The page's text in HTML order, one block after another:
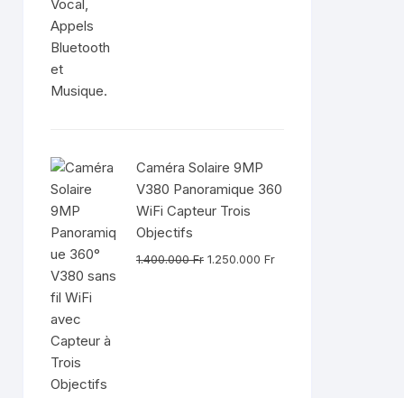
Caméra Solaire 9MP
V380 Panoramique 360
WiFi Capteur Trois
Objectifs
1.400.000Fr Le
1.250.000 FrLe